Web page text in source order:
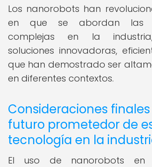
Los nanorobots han
en que se abordan las
complejas en la
soluciones innovadoras,
que han demostrado ser
en diferentes contextos.
Consideraciones
futuro prometedor de
tecnología en la
El uso de nanorobots en